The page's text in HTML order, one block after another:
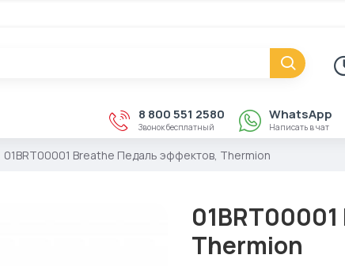
8 800 551 2580
Звонок бесплатный
WhatsApp
Написать в чат
01BRT00001 Breathe Педаль эффектов, Thermion
Thermion